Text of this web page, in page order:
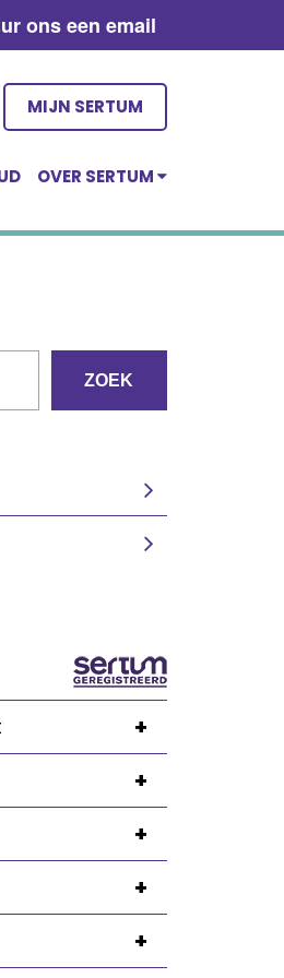
ons een email
MIJN SERTUM
OVER SERTUM
ZOEK
+
+
+
+
+